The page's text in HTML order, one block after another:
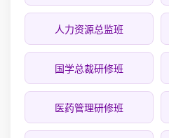
人力资源总监班
国学总裁研修班
医药管理研修班